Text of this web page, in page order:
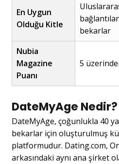
En Uygun
Olduğu Kitle
bekarlar
Nubia
Magazine
Puanı
5
DateMyAge Nedir?
DateMyAge, çoğunlukla 40
bekarlar için oluşturulmuş
platformudur. Dating.com,
arkasındaki aynı ana şirket